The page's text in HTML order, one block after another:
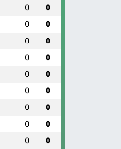
0 0
0 0
0 0
0 0
0 0
0 0
0 0
0 0
0 0